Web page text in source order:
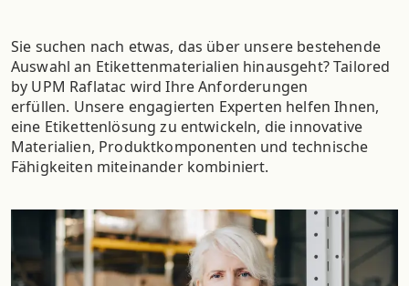
Sie suchen nach etwas, das über unsere bestehende
Auswahl an Etikettenmaterialien hinausgeht? Tailored
by UPM Raflatac wird Ihre Anforderungen
erfüllen. Unsere engagierten Experten helfen Ihnen,
eine Etikettenlösung zu entwickeln, die innovative
Materialien, Produktkomponenten und technische
Fähigkeiten miteinander kombiniert.